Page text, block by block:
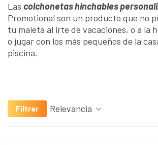
Las colchonetas hinchables
Promotional son un producto que no
tu maleta al irte de vacaciones, o a la
o jugar con los más pequeños de la
piscina.
Filtrar Relevancia